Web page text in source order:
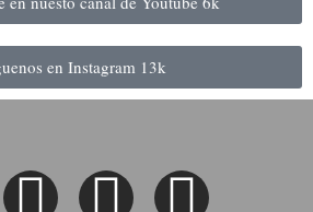
en Instagram 13k